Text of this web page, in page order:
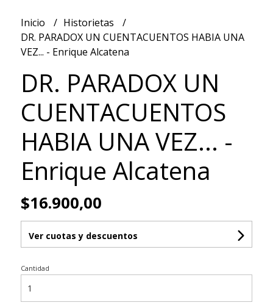
Inicio
Historietas
DR. PARADOX UN CUENTACUENTOS HABIA UNA
VEZ... - Enrique Alcatena
DR. PARADOX UN
CUENTACUENTOS
HABIA UNA VEZ... -
Enrique Alcatena
$16.900,00
Ver cuotas y descuentos
Cantidad